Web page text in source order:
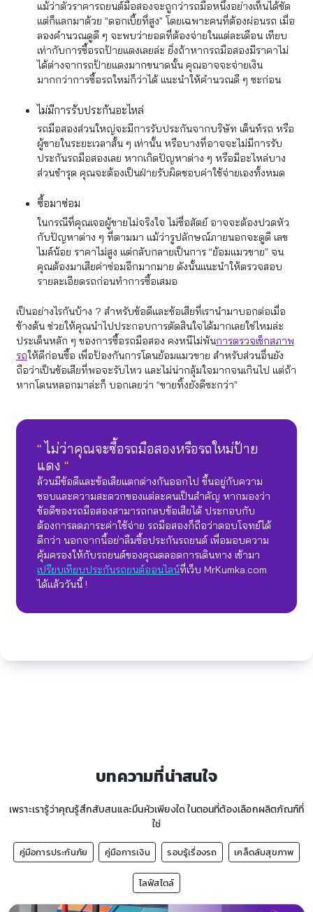
แม้ว่าตัวราคารถยนต์มือสองจะถูกว่ารถมือหนึ่งอย่างเห็นได้ชัด
แต่ก็แลกมาด้วย “ดอกเบี้ยที่สูง” โดยเฉพาะคนที่ต้องผ่อนรถ เมื่อ
ลองคำนวณดูดี ๆ จะพบว่ายอดที่ต้องจ่ายในแต่ละเดือน เทียบ
เท่ากับการซื้อรถป้ายแดงเลยล่ะ ยิ่งถ้าหากรถมือสองมีราคาไม่
ได้ต่างจากรถป้ายแดงมากขนาดนั้น คุณอาจจะจ่ายเงิน
มากกว่าการซื้อรถใหม่ก็ว่าได้ แนะนำให้คำนวณดี ๆ ซะก่อน
ไม่มีการรับประกันอะไหล่
รถมือสองส่วนใหญ่จะมีการรับประกันจากบริษัท เต็นท์รถ หรือ
ผู้ขายในระยะเวลาสั้น ๆ เท่านั้น หรือบางที่อาจจะไม่มีการรับ
ประกันรถมือสองเลย หากเกิดปัญหาต่าง ๆ หรือมีอะไหล่บาง
ส่วนชำรุด คุณจะต้องเป็นฝ่ายรับผิดชอบค่าใช้จ่ายเองทั้งหมด
ซื้อมาซ่อม
ในกรณีที่คุณเจอผู้ขายไม่จริงใจ ไม่ซื่อสัตย์ อาจจะต้องปวดหัว
กับปัญหาต่าง ๆ ที่ตามมา แม้ว่ารูปลักษณ์ภายนอกจะดูดี เลข
ไมล์น้อย ราคาไม่สูง แต่กลับกลายเป็นการ “ย้อมแมวขาย” จน
คุณต้องมาเสียค่าซ่อมอีกมากมาย ดังนั้นแนะนำให้ตรวจสอบ
รายละเอียดรถก่อนทำการซื้อเสมอ
เป็นอย่างไรกันบ้าง ? สำหรับข้อดีและข้อเสียที่เรานำมาบอกต่อเมื่อ
ข้างต้น ช่วยให้คุณนำไปประกอบการตัดสินใจได้มากเลยใช่ไหมล่ะ
ประเด็นหลัก ๆ ของการซื้อรถมือสอง คงหนีไม่พ้นการตรวจเช็กสภาพ
รถให้ดีก่อนซื้อ เพื่อป้องกันการโดนย้อมแมวขาย สำหรับส่วนอื่นยัง
ถือว่าเป็นข้อเสียที่พอจะรับไหว และไม่น่ากลุ้มใจมากจนเกินไป แต่ถ้า
หากโดนหลอกมาล่ะก็ บอกเลยว่า “ขายทิ้งยังดีซะกว่า”
“ ไม่ว่าคุณจะซื้อรถมือสองหรือรถใหม่ป้าย
แดง“
ล้วนมีข้อดีและข้อเสียแตกต่างกันออกไป ขึ้นอยู่กับความ
ชอบและความสะดวกของแต่ละคนเป็นสำคัญ หากมองว่า
ข้อดีของรถมือสองสามารถกลบข้อเสียได้ ประกอบกับ
ต้องการลดภาระค่าใช้จ่าย รถมือสองก็ถือว่าตอบโจทย์ได้
ดีกว่า นอกจากนี้อย่าลืมซื้อประกันรถยนต์ เพื่อมอบความ
คุ้มครองให้กับรถยนต์ของคุณตลอดการเดินทาง เข้ามา
เปรียบเทียบประกันรถยนต์ออนไลน์ที่เว็บ MrKumka.com
ได้แล้ววันนี้ !
บทความที่น่าสนใจ
เพราะเรารู้ว่าคุณรู้สึกสับสนและมึนหัวเพียงใด ในตอนที่ต้องเลือกผลิตภัณฑ์ที่
ใช่
คู่มือการประกันภัย คู่มือการเงิน รอบรู้เรื่องรถ เคล็ดลับสุขภาพ
ไลฟ์สไตล์